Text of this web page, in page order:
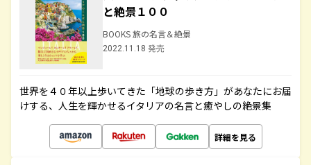
と絶景１００
BOOKS 旅の名言＆絶景
2022.11.18 発売
世界を４０年以上歩いてきた「地球の歩き方」があなたにお届
けする、人生を輝かせるイタリアの名言と癒やしの絶景集
詳細を見る